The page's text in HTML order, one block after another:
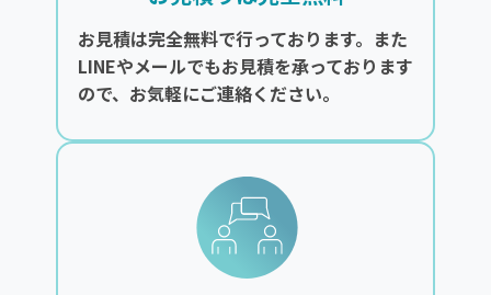
お見積は完全無料で行っております。また
LINEやメールでもお見積を承っております
ので、お気軽にご連絡ください。